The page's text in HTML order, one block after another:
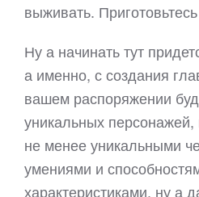
выживать.
Ну а начинать тут
а именно, с создания
вашем распоряжении
уникальных
не менее уникальными
умениями и
характеристиками. ну а